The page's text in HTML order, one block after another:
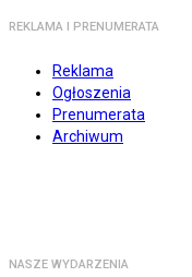
REKLAMA I PRENUMERATA
Reklama
Ogłoszenia
Prenumerata
Archiwum
NASZE WYDARZENIA